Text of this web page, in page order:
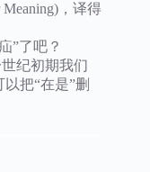
Meaning)，译得
”了吧？
纪初期我们
把“在是”删